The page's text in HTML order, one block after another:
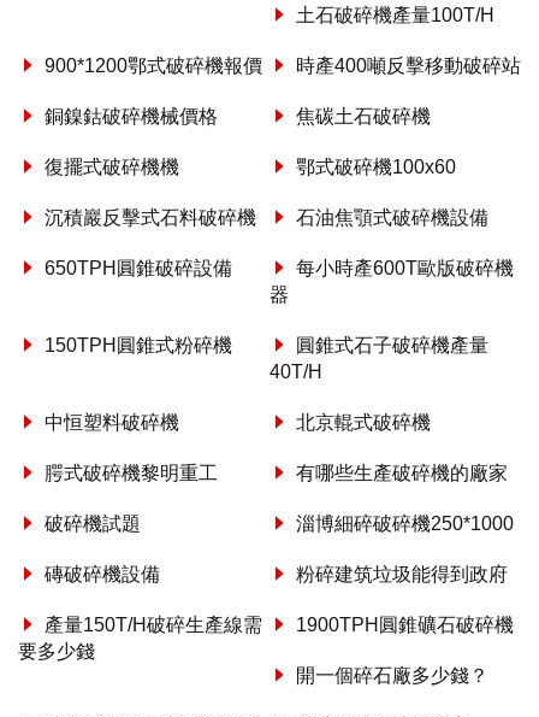
土石破碎機產量100T/H
900*1200鄂式破碎機報價 時產400噸反擊移動破碎站
銅鎳鈷破碎機械價格 焦碳土石破碎機
復擺式破碎機機 鄂式破碎機100x60
沉積巖反擊式石料破碎機 石油焦顎式破碎機設備
650TPH圓錐破碎設備
每小時產600T歐版破碎機
器
150TPH圓錐式粉碎機
圓錐式石子破碎機產量
40T/H
中恒塑料破碎機 北京輥式破碎機
腭式破碎機黎明重工 有哪些生產破碎機的廠家
破碎機試題 淄博細碎破碎機250*1000
磚破碎機設備 粉碎建筑垃圾能得到政府
產量150T/H破碎生產線需
要多少錢
1900TPH圓錐礦石破碎機
開一個碎石廠多少錢？